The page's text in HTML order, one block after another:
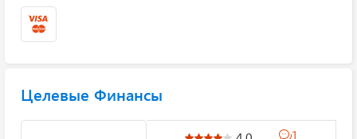
Целевые Финансы
1